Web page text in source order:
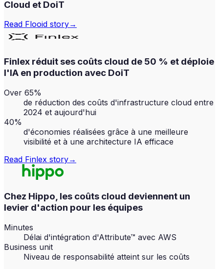
Cloud et DoiT
Read Flooid story→
Finlex réduit ses coûts cloud de 50 % et déploie
l'IA en production avec DoiT
Over 65%
de réduction des coûts d'infrastructure cloud entre
2024 et aujourd'hui
40%
d'économies réalisées grâce à une meilleure
visibilité et à une architecture IA efficace
Read Finlex story→
Chez Hippo, les coûts cloud deviennent un
levier d'action pour les équipes
Minutes
Délai d'intégration d'Attribute™ avec AWS
Business unit
Niveau de responsabilité atteint sur les coûts